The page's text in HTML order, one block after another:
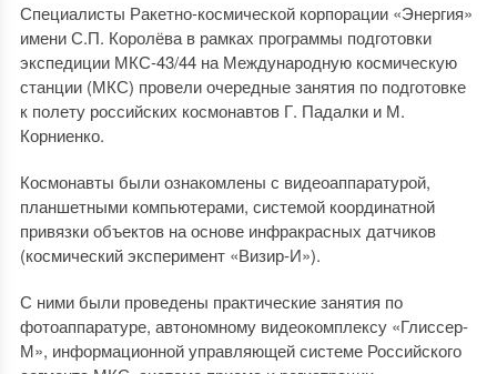
Специалисты Ракетно-космической корпорации «Энергия»
имени С.П. Королёва в рамках программы подготовки
экспедиции МКС-43/44 на Международную космическую
станции (МКС) провели очередные занятия по подготовке
к полету российских космонавтов Г. Падалки и М.
Корниенко.
Космонавты были ознакомлены с видеоаппаратурой,
планшетными компьютерами, системой координатной
привязки объектов на основе инфракрасных датчиков
(космический эксперимент «Визир-И»).
С ними были проведены практические занятия по
фотоаппаратуре, автономному видеокомплексу «Глиссер-
М», информационной управляющей системе Российского